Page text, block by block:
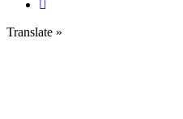
Translate »